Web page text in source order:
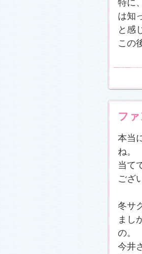
特に
は知
と感
この
フ
本当
ね。
当て
ござ
冬サ
まし
の。
今井